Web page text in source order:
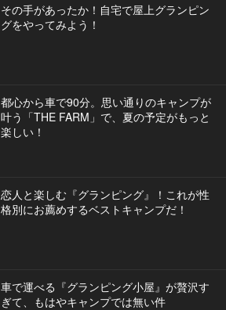
その手があったか！自宅で屋上グランピン
グをやってみよう！
都心から車で90分。思い通りのキャンプが
叶う「THE FARM」で、夏の予定がもっと
楽しい！
恋人と楽しむ『グランピング』！これが性
格別にお薦めするベストキャンプだ！
車で運べる『グランピング小屋』が贅沢す
ぎて、もはやキャンプでは無い件